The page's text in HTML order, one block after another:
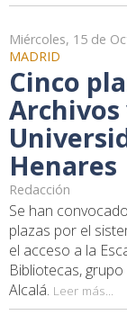
Miércoles, 15 de
MADRID
Cinco
Henares
Redacción
Se han
plazas por el
el acceso a la
Bibliotecas,
Alcalá. Leer más...